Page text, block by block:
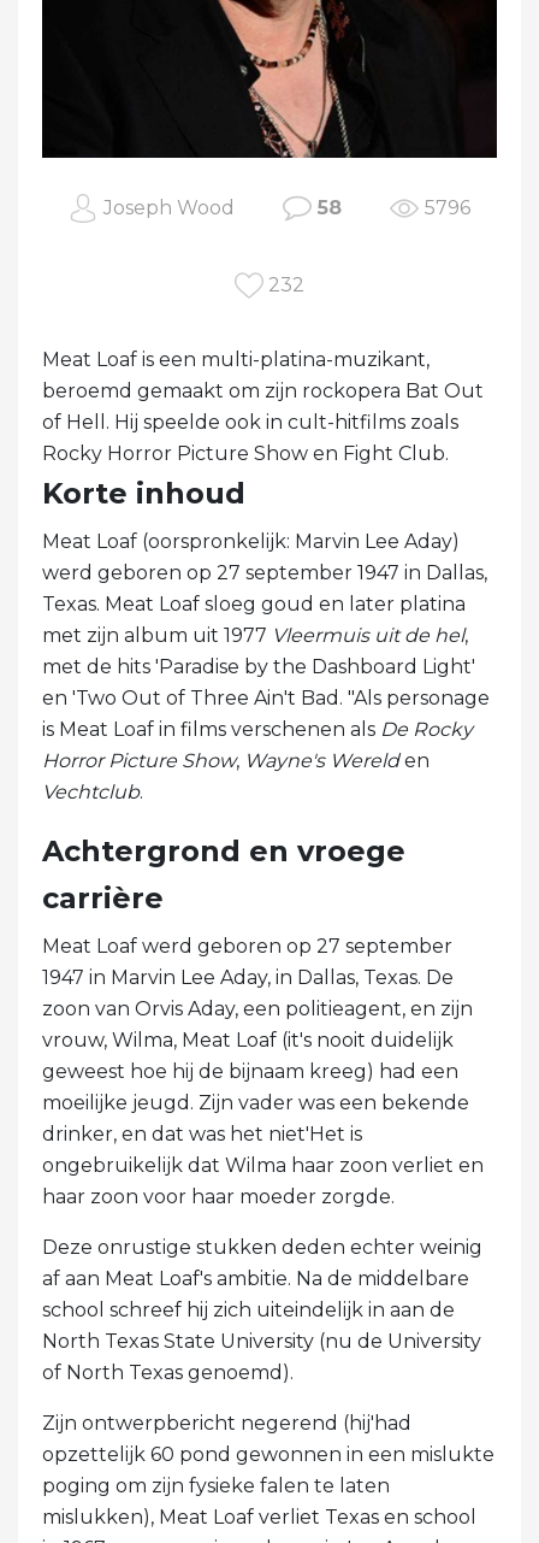
Joseph Wood 58 5796
232
Meat Loaf is een multi-platina-muzikant,
beroemd gemaakt om zijn rockopera Bat Out
of Hell. Hij speelde ook in cult-hitfilms zoals
Rocky Horror Picture Show en Fight Club.
Korte inhoud
Meat Loaf (oorspronkelijk: Marvin Lee Aday)
werd geboren op 27 september 1947 in Dallas,
Texas. Meat Loaf sloeg goud en later platina
met zijn album uit 1977 Vleermuis uit de hel,
met de hits 'Paradise by the Dashboard Light'
en 'Two Out of Three Ain't Bad. "Als personage
is Meat Loaf in films verschenen als De Rocky
Horror Picture Show, Wayne's Werelden
Vechtclub.
Achtergrond en vroege
carrière
Meat Loaf werd geboren op 27 september
1947 in Marvin Lee Aday, in Dallas, Texas. De
zoon van Orvis Aday, een politieagent, en zijn
vrouw, Wilma, Meat Loaf (it's nooit duidelijk
geweest hoe hij de bijnaam kreeg) had een
moeilijke jeugd. Zijn vader was een bekende
drinker, en dat was het niet'Het is
ongebruikelijk dat Wilma haar zoon verliet en
haar zoon voor haar moeder zorgde.
Deze onrustige stukken deden echter weinig
af aan Meat Loaf's ambitie. Na de middelbare
school schreef hij zich uiteindelijk in aan de
North Texas State University (nu de University
of North Texas genoemd).
Zijn ontwerpbericht negerend (hij'had
opzettelijk 60 pond gewonnen in een mislukte
poging om zijn fysieke falen te laten
mislukken), Meat Loaf verliet Texas en school